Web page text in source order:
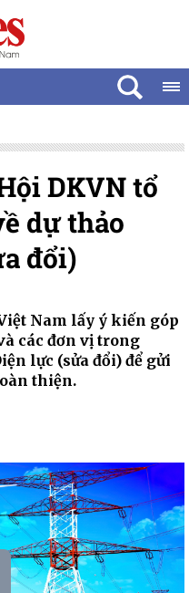
DKVN tổ
dự thảo
đổi)
Nam lấy ý kiến góp
các đơn vị trong
lực (sửa đổi) để gửi
thiện.